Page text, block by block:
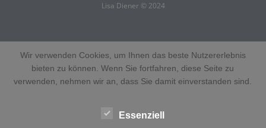
Lisa Diener © 2024
Wir verwenden Cookies, um Ihnen das beste Nutzererlebnis
bieten zu können. Wenn Sie fortfahren, diese Seite zu
verwenden, nehmen wir an, dass Sie damit einverstanden sind.
Essenziell